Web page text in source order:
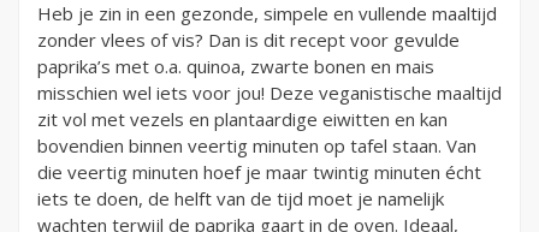
Heb je zin in een gezonde, simpele en vullende maaltijd
zonder vlees of vis? Dan is dit recept voor gevulde
paprika’s met o.a. quinoa, zwarte bonen en mais
misschien wel iets voor jou! Deze veganistische maaltijd
zit vol met vezels en plantaardige eiwitten en kan
bovendien binnen veertig minuten op tafel staan. Van
die veertig minuten hoef je maar twintig minuten écht
iets te doen, de helft van de tijd moet je namelijk
wachten terwijl de paprika gaart in de oven. Ideaal,